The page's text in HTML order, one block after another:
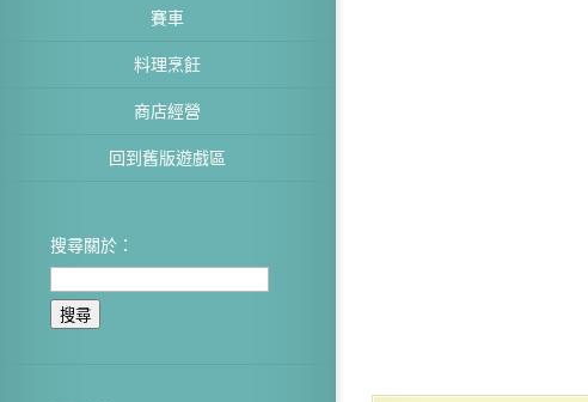
賽車
料理烹飪
商店經營
回到舊版遊戲區
搜尋關於：